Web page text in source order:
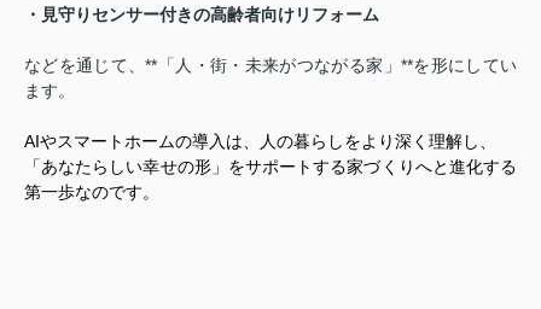
・見守りセンサー付きの高齢者向けリフォーム
などを通じて、**「人・街・未来がつながる家」**を形にしてい
ます。
AIやスマートホームの導入は、人の暮らしをより深く理解し、
「あなたらしい幸せの形」をサポートする家づくりへと進化する
第一歩なのです。